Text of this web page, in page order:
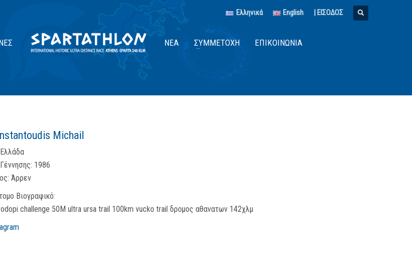
Ελληνικά English | ΕΙΣΟΔΟΣ
ΝΈΑ ΣΥΜΜΕΤΟΧΉ ΕΠΙΚΟΙΝΩΝΊΑ
Michail
Ελλάδα
1986
Άρρεν
Βιογραφικό:
challenge 50M ultra ursa trail 100km vucko trail δρομος αθανατων 142χλμ